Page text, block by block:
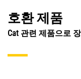
호환 제품
Cat 관련 제품으로